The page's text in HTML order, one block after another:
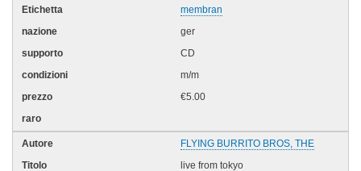
membran
ger
CD
m/m
€5.00
FLYING BURRITO BROS, THE
live from tokyo